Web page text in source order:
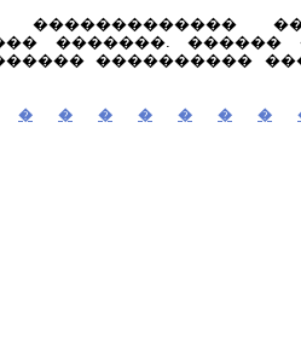
�������������
�������. ������
����������
� � � � � � �